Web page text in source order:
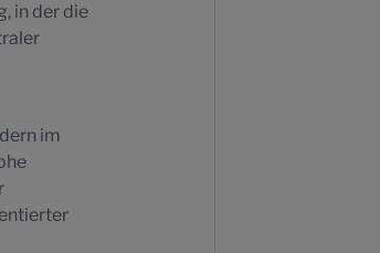
in der die
im